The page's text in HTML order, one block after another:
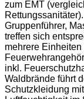
zum EMT
Gruppenführer,
treffen sich
mehrere
inkl.
Waldbrände führt
Schutzkleidung